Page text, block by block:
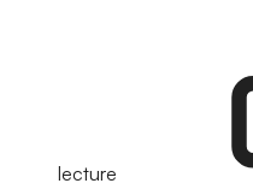
lecture